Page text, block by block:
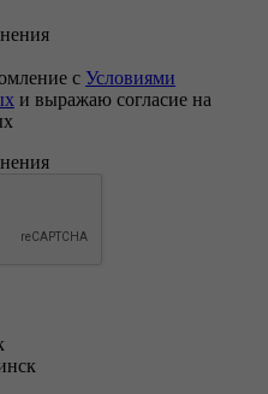
с Условиями
и выражаю согласие на